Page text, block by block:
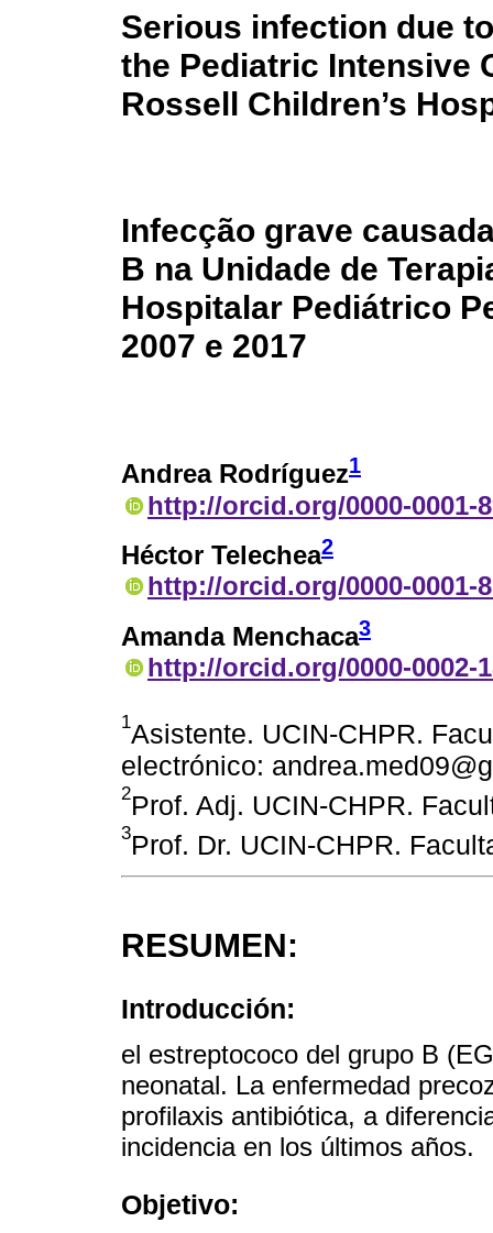
Serious infection due
the Pediatric Intensive
Rossell Children’s
Infecção grave
B na Unidade de
Hospitalar Pediátrico
2007 e 2017
Andrea Rodríguez1
http://orcid.org/0000-0001-
Héctor Telechea2
http://orcid.org/0000-0001-
Amanda Menchaca3
http://orcid.org/0000-0002-
1Asistente. UCIN-CHPR.
electrónico:
2Prof. Adj. UCIN-CHPR.
3Prof. Dr. UCIN-CHPR.
RESUMEN:
Introducción:
el estreptococo del grupo B
neonatal. La enfermedad
profilaxis antibiótica, a
incidencia en los últimos años.
Objetivo: